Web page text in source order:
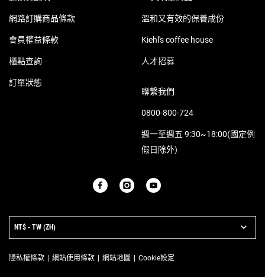
網路訂購商品條款
會員權益條款
櫃點查詢
訂單狀態
溫和又有效的保養成份
Kiehl's coffee house
人才招募
聯繫我們
0800-800-724
週一至週五 9:30~18:00(國定例
假日除外)
NT$ - TW (ZH)
隱私權條款 網站使用條款 網站地圖 Cookie設定